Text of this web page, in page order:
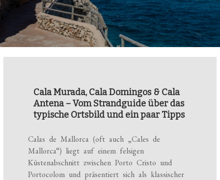
Cala Murada, Cala Domingos & Cala
Antena – Vom Strandguide über das
typische Ortsbild und ein paar Tipps
Calas de Mallorca (oft auch „Cales de
Mallorca“) liegt auf einem felsigen
Küstenabschnitt zwischen Porto Cristo und
Portocolom und präsentiert sich als klassischer